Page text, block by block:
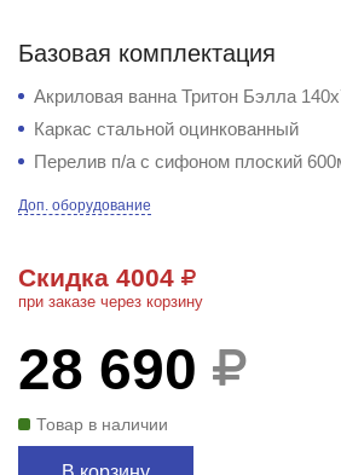
Базовая комплектация
Акриловая ванна Тритон Бэлла
Каркас стальной оцинкованный
Перелив п/а с сифоном плоский
Доп. оборудование
Скидка 4004
при заказе через корзину
28 690
Товар в наличии